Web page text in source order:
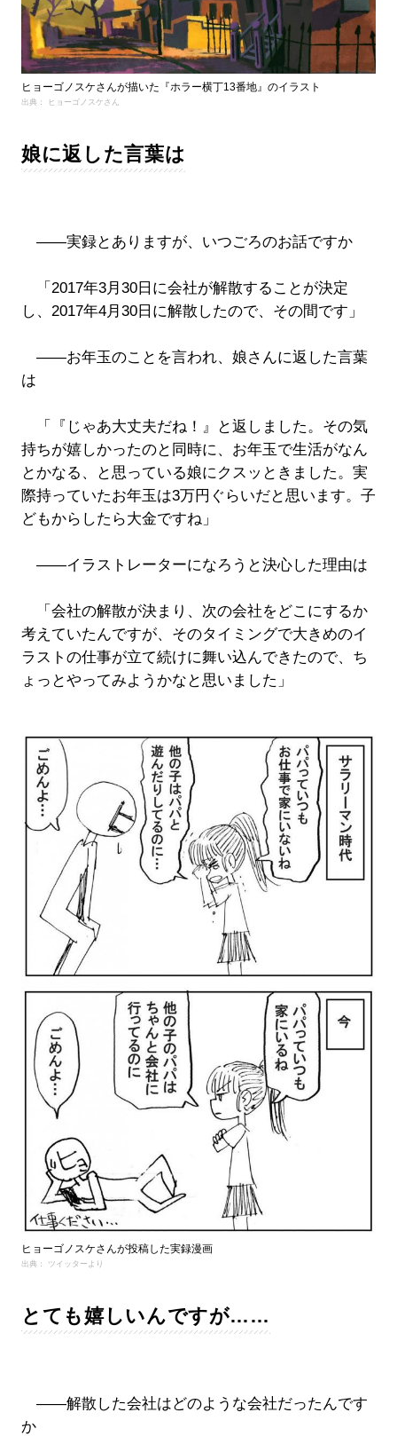
ヒョーゴノスケさんが描いた『ホラー横丁13番地』のイラスト
出典： ヒョーゴノスケさん
娘に返した言葉は
――実録とありますが、いつごろのお話ですか
「2017年3月30日に会社が解散することが決定
し、2017年4月30日に解散したので、その間です」
――お年玉のことを言われ、娘さんに返した言葉
は
「『じゃあ大丈夫だね！』と返しました。その気
持ちが嬉しかったのと同時に、お年玉で生活がなん
とかなる、と思っている娘にクスッときました。実
際持っていたお年玉は3万円ぐらいだと思います。子
どもからしたら大金ですね」
――イラストレーターになろうと決心した理由は
「会社の解散が決まり、次の会社をどこにするか
考えていたんですが、そのタイミングで大きめのイ
ラストの仕事が立て続けに舞い込んできたので、ち
ょっとやってみようかなと思いました」
ヒョーゴノスケさんが投稿した実録漫画
出典： ツイッターより
とても嬉しいんですが……
――解散した会社はどのような会社だったんです
か